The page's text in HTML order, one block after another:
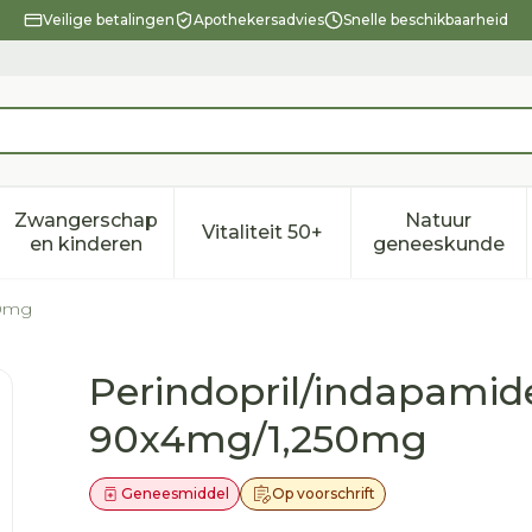
Veilige betalingen Apothekersadvies Snelle beschikbaarheid
verzorging en hygiëne categorie
voor Dieet, voeding en vitamines categorie
Zwangerschap
en kinderenToon submenu voor Zwangerschap en
Vitaliteit 50+Toon submenu voor
Natuur
geneeskunde
Toon
Tabl 90x4mg/
Perindopril/
90x4mg/1,250mg
Op voorschrift
Geneesmiddel